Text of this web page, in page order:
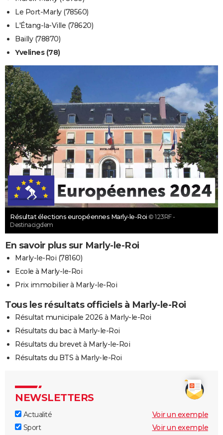
Le Port-Marly (78560)
L'Étang-la-Ville (78620)
Bailly (78870)
Yvelines (78)
Résultat élections européennes Marly-le-Roi © 123RF -
Destinacigdem
En savoir plus sur Marly-le-Roi
Marly-le-Roi (78160)
Ecole à Marly-le-Roi
Prix immobilier à Marly-le-Roi
Tous les résultats officiels à Marly-le-Roi
Résultat municipale 2026 à Marly-le-Roi
Résultats du bac à Marly-le-Roi
Résultats du brevet à Marly-le-Roi
Résultats du BTS à Marly-le-Roi
NEWSLETTERS
Actualité
Voir un exemple
Sport
Voir un exemple